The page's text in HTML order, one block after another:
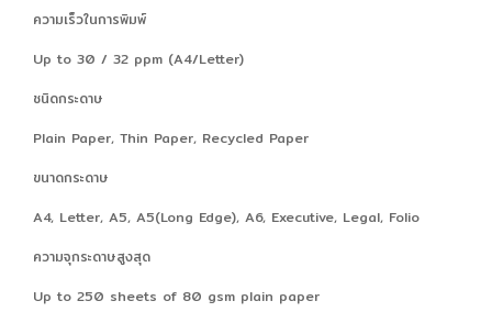
ความเร็วในการพิมพ์
Up to 30 / 32 ppm (A4/Letter)
ชนิดกระดาษ
Plain Paper, Thin Paper, Recycled Paper
ขนาดกระดาษ
A4, Letter, A5, A5(Long Edge), A6, Executive, Legal, Folio
ความจุกระดาษสูงสุด
Up to 250 sheets of 80 gsm plain paper